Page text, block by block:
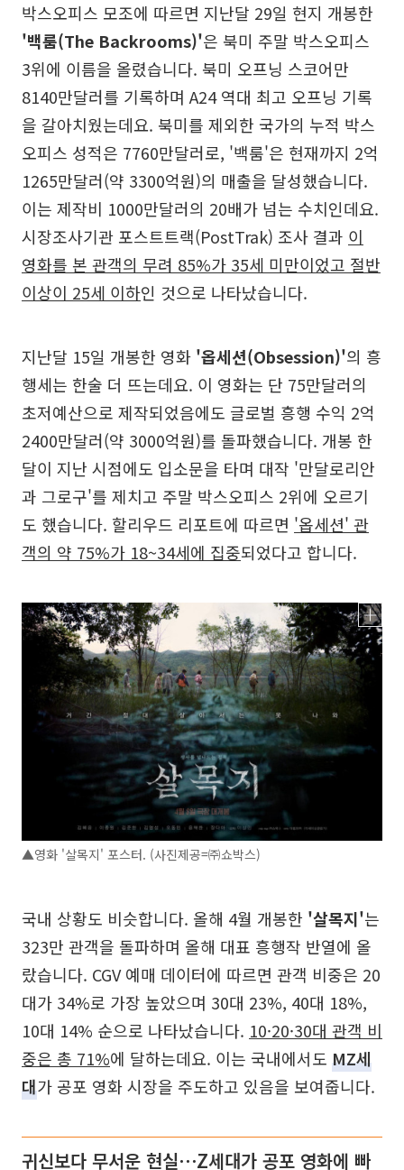
박스오피스 모조에 따르면 지난달 29일 현지 개봉한
'백룸(The Backrooms)'은 북미 주말 박스오피스
3위에 이름을 올렸습니다. 북미 오프닝 스코어만
8140만달러를 기록하며 A24 역대 최고 오프닝 기록
을 갈아치웠는데요. 북미를 제외한 국가의 누적 박스
오피스 성적은 7760만달러로, '백룸'은 현재까지 2억
1265만달러(약 3300억원)의 매출을 달성했습니다.
이는 제작비 1000만달러의 20배가 넘는 수치인데요.
시장조사기관 포스트트랙(PostTrak) 조사 결과 이
영화를 본 관객의 무려 85%가 35세 미만이었고 절반
이상이 25세 이하인 것으로 나타났습니다.
지난달 15일 개봉한 영화 '옵세션(Obsession)'의 흥
행세는 한술 더 뜨는데요. 이 영화는 단 75만달러의
초저예산으로 제작되었음에도 글로벌 흥행 수익 2억
2400만달러(약 3000억원)를 돌파했습니다. 개봉 한
달이 지난 시점에도 입소문을 타며 대작 '만달로리안
과 그로구'를 제치고 주말 박스오피스 2위에 오르기
도 했습니다. 할리우드 리포트에 따르면 '옵세션' 관
객의 약 75%가 18~34세에 집중되었다고 합니다.
▲영화 '살목지' 포스터. (사진제공=㈜쇼박스)
국내 상황도 비슷합니다. 올해 4월 개봉한 '살목지'는
323만 관객을 돌파하며 올해 대표 흥행작 반열에 올
랐습니다. CGV 예매 데이터에 따르면 관객 비중은 20
대가 34%로 가장 높았으며 30대 23%, 40대 18%,
10대 14% 순으로 나타났습니다. 10·20·30대 관객 비
중은 총 71%에 달하는데요. 이는 국내에서도 MZ세
대가 공포 영화 시장을 주도하고 있음을 보여줍니다.
귀신보다 무서운 현실⋯Z세대가 공포 영화에 빠